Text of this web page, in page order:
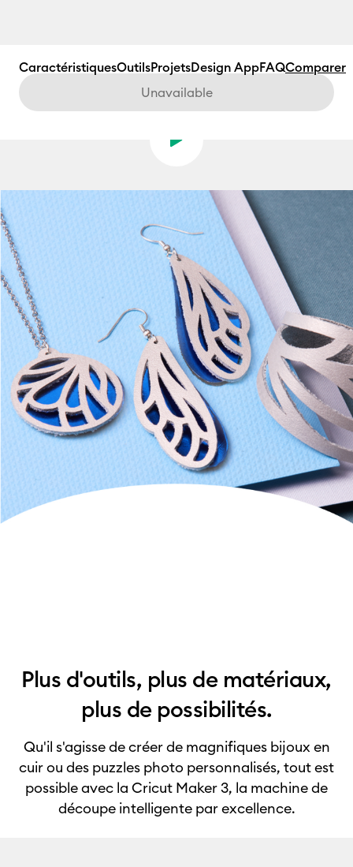
CaractéristiquesOutilsProjetsDesign AppFAQComparer
Unavailable
Plus d'outils, plus de matériaux,
plus de possibilités.
Qu'il s'agisse de créer de magnifiques bijoux en
cuir ou des puzzles photo personnalisés, tout est
possible avec la Cricut Maker 3, la machine de
découpe intelligente par excellence.